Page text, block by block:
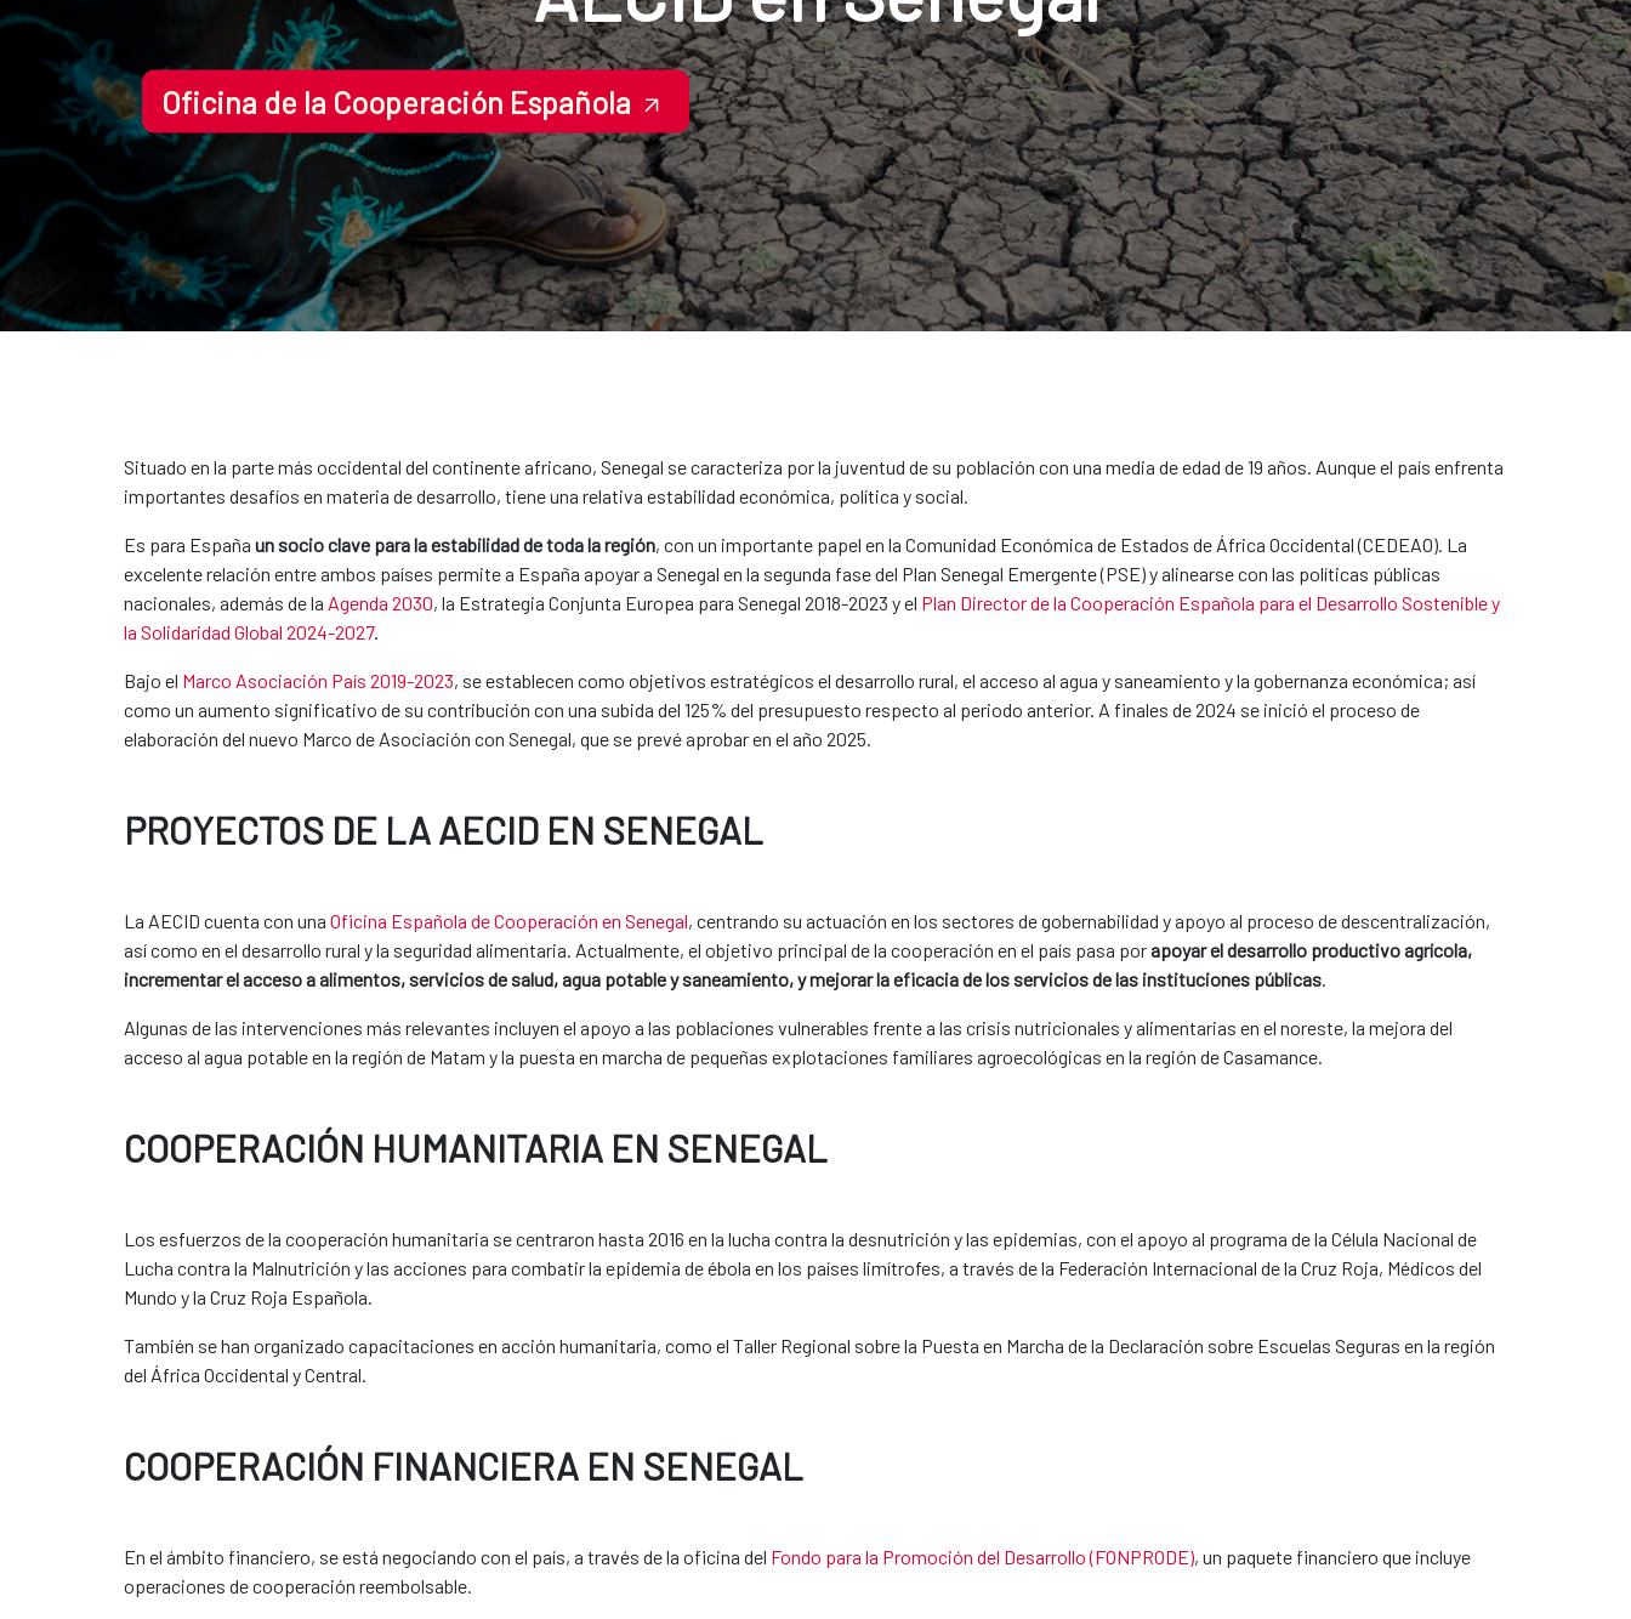
Oficina de la Cooperación Española
Situado en la parte más occidental del continente africano, Senegal se caracteriza por la juventud de su población con una media de edad de 19 años. Aunque el país enfrenta
importantes desafíos en materia de desarrollo, tiene una relativa estabilidad económica, política y social.
Es para España un socio clave para la estabilidad de toda la región, con un importante papel en la Comunidad Económica de Estados de África Occidental (CEDEAO). La
excelente relación entre ambos países permite a España apoyar a Senegal en la segunda fase del Plan Senegal Emergente (PSE) y alinearse con las políticas públicas
nacionales, además de la Agenda 2030, la Estrategia Conjunta Europea para Senegal 2018-2023 y el Plan Director de la Cooperación Española para el Desarrollo Sostenible y
la Solidaridad Global 2024-2027.
Bajo el Marco Asociación País 2019-2023, se establecen como objetivos estratégicos el desarrollo rural, el acceso al agua y saneamiento y la gobernanza económica; así
como un aumento significativo de su contribución con una subida del 125% del presupuesto respecto al periodo anterior. A finales de 2024 se inició el proceso de
elaboración del nuevo Marco de Asociación con Senegal, que se prevé aprobar en el año 2025.
PROYECTOS DE LA AECID EN SENEGAL
La AECID cuenta con una Oficina Española de Cooperación en Senegal, centrando su actuación en los sectores de gobernabilidad y apoyo al proceso de descentralización,
así como en el desarrollo rural y la seguridad alimentaria. Actualmente, el objetivo principal de la cooperación en el país pasa porapoyar el desarrollo productivo agrícola,
incrementar el acceso a alimentos, servicios de salud, agua potable y saneamiento, y mejorar la eficacia de los servicios de las instituciones públicas
Algunas de las intervenciones más relevantes incluyen el apoyo a las poblaciones vulnerables frente a las crisis nutricionales y alimentarias en el noreste, la mejora del
acceso al agua potable en la región de Matam y la puesta en marcha de pequeñas explotaciones familiares agroecológicas en la región de Casamance.
COOPERACIÓN HUMANITARIA EN SENEGAL
Los esfuerzos de la cooperación humanitaria se centraron hasta 2016 en la lucha contra la desnutrición y las epidemias, con el apoyo al programa de la Célula Nacional de
Lucha contra la Malnutrición y las acciones para combatir la epidemia de ébola en los países limítrofes, a través de la Federación Internacional de la Cruz Roja, Médicos del
Mundo y la Cruz Roja Española.
También se han organizado capacitaciones en acción humanitaria, como el Taller Regional sobre la Puesta en Marcha de la Declaración sobre Escuelas Seguras en la región
del África Occidental y Central.
COOPERACIÓN FINANCIERA EN SENEGAL
En el ámbito financiero, se está negociando con el país, a través de la oficina del Fondo para la Promoción del Desarrollo (FONPRODE), un paquete financiero que incluye
operaciones de cooperación reembolsable.